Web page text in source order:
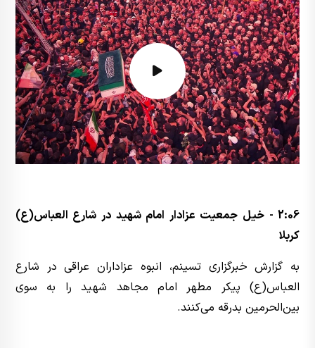
2:06 - خیل جمعیت عزادار امام شهید در شارع العباس(ع)
کربلا
به گزارش خبرگزاری تسینم، انبوه عزاداران عراقی در شارع
العباس(ع) پیکر مطهر امام مجاهد شهید را به سوی
بین‌الحرمین بدرقه می‌کنند.